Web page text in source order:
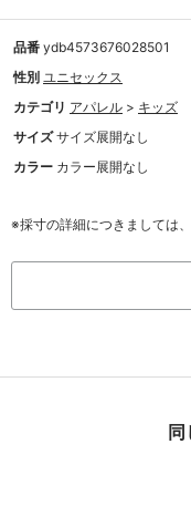
品番 ydb4573676028501
性別 ユニセックス
カテゴリ アパレル > キッズ
サイズ サイズ展開なし
カラー カラー展開なし
※採寸の詳細につきましては、
同